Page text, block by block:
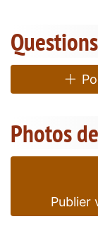
Questions
Photos
Publier